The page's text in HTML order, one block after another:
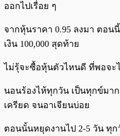
ออกไปเรื่อย ๆ
จากหุ้นราคา 0.95 ลงมา ตอน
เงิน 100,000 สุดท้าย
ไม่รุ้จะซื้อหุ้นตัวไหนดี ที่พอจะ
นอนร้องไห้ทุกวัน เป็นทุกข์มา
เครียด จนอาเจียนบ่อย
ตอนนั้นหยุดงานไป 2-5 วัน ทุ